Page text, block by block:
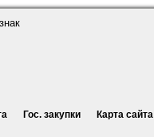
Гос. закупки Карта сайта